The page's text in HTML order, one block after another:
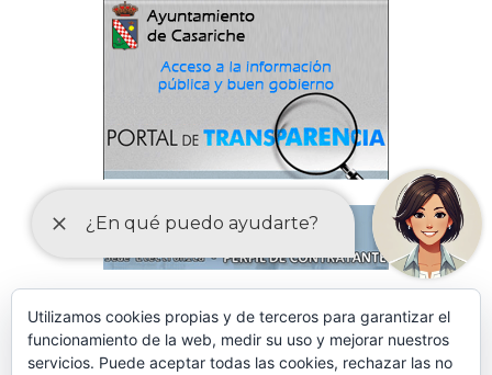
Utilizamos cookies propias y de terceros para garantizar el
funcionamiento de la web, medir su uso y mejorar nuestros
servicios. Puede aceptar todas las cookies, rechazar las no